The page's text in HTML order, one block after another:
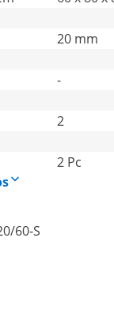
20 mm
-
2
2 Pc
60-S